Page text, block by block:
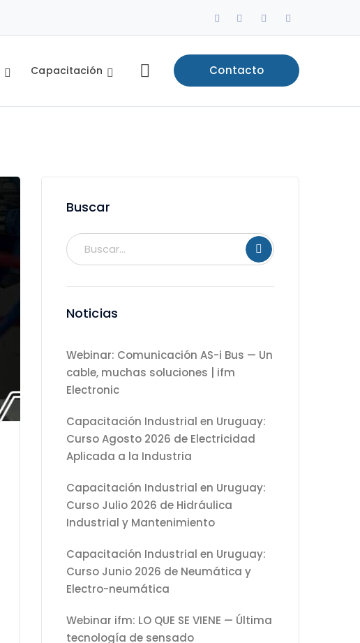
Facebook
Profile
LinkedIn
ProfileProfile
Contacto
Capacitación
Buscar
Noticias
Webinar: Comunicación AS-i Bus — Un
cable, muchas soluciones | ifm
Electronic
Capacitación Industrial en Uruguay:
Curso Agosto 2026 de Electricidad
Aplicada a la Industria
Capacitación Industrial en Uruguay:
Curso Julio 2026 de Hidráulica
Industrial y Mantenimiento
Capacitación Industrial en Uruguay:
Curso Junio 2026 de Neumática y
Electro-neumática
Webinar ifm: LO QUE SE VIENE — Última
tecnología de sensado